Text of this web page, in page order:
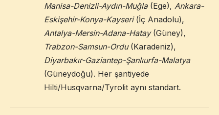
Manisa-Denizli-Aydın-Muğla(Ege), Ankara-
Eskişehir-Konya-Kayseri(İç Anadolu),
Antalya-Mersin-Adana-Hatay(Güney),
Trabzon-Samsun-Ordu(Karadeniz),
Diyarbakır-Gaziantep-Şanlıurfa-Malatya
(Güneydoğu). Her şantiyede
Hilti/Husqvarna/Tyrolit aynı standart.